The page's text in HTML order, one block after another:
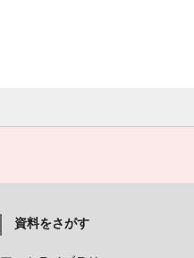
資料をさがす